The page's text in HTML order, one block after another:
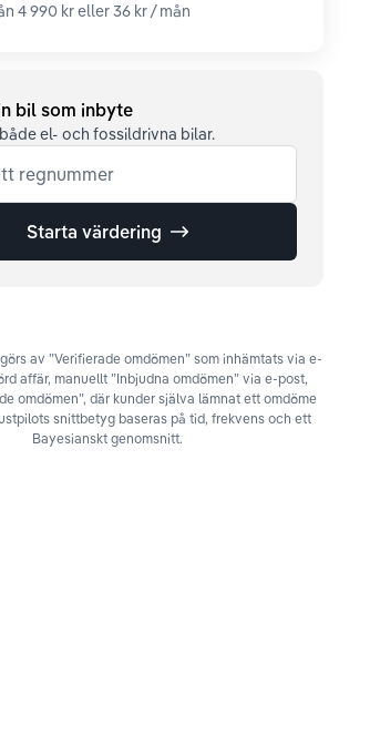
4 990 kr eller 36 kr / mån
bil som inbyte
el- och fossildrivna bilar.
regnummer
Starta värdering
av ”Verifierade omdömen” som inhämtats via e-
affär, manuellt ”Inbjudna omdömen” via e-post,
omdömen”, där kunder själva lämnat ett omdöme
snittbetyg baseras på tid, frekvens och ett
Bayesianskt genomsnitt.